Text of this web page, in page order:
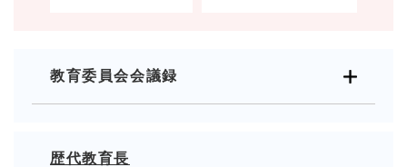
教育委員会会議録
歴代教育長